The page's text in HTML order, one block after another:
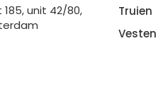
185, unit 42/80,
Truien
Vesten